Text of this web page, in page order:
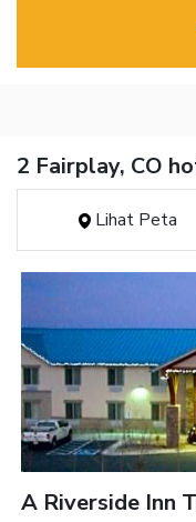
2 Fairplay, CO
Lihat Peta
A Riverside Inn